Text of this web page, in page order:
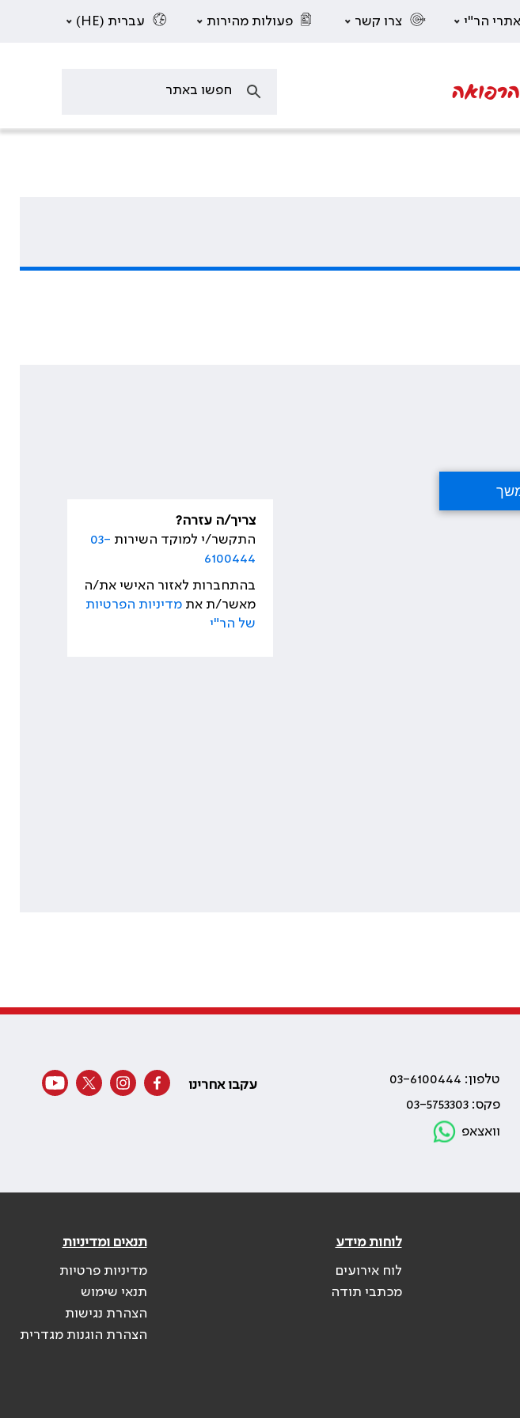
אתרי הר"י צרו קשר פעולות מהירות עברית (HE)
צריך/ה עזרה?
התקשר/י למוקד השירות 03-
6100444
בהתחברות לאזור האישי את/ה
מאשר/ת אתמדיניות הפרטיות
של הר"י
טלפון: 03-6100444
פקס: 03-5753303
וואצאפ
עקבו אחרינו
לוחות מידע
לוח אירועים
מכתבי תודה
תנאים ומדיניות
מדיניות פרטיות
תנאי שימוש
הצהרת נגישות
הצהרת הוגנות מגדרית